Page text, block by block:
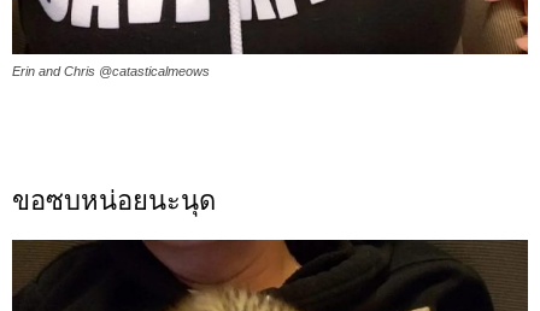
Erin and Chris @catasticalmeows
ขอซบหน่อยนะนุด